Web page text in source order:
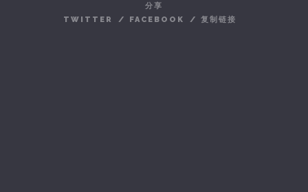
分享
TWITTER
/ FACEBOOK / 复制链接